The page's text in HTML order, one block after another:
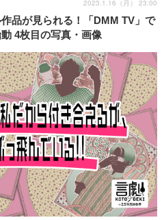
グッズ
ビジネス
アーティスト
実写
イベント
座談会
映画/ドラマ
ABEMA Cafe
品が見られる！「DMM TV」で
4枚目の写真・画像
2023.1.16（月） 23:00